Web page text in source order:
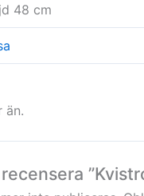
48 cm
än.